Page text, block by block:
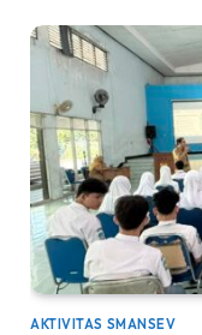
AKTIVITAS SMANSEV